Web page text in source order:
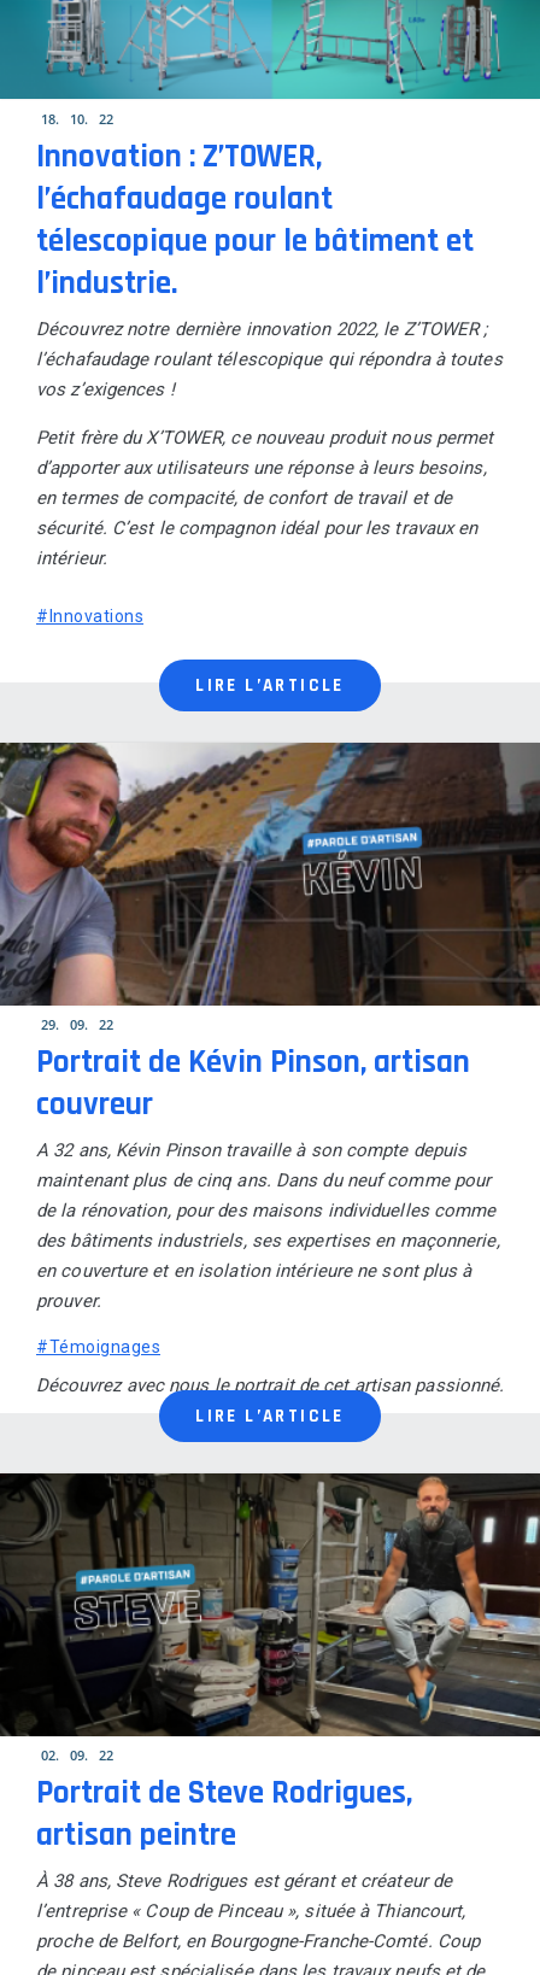
18 10 22
Innovation : Z’TOWER,
l’échafaudage roulant
télescopique pour le bâtiment et
l’industrie.
Découvrez notre dernière innovation 2022, le Z’TOWER ;
l’échafaudage roulant télescopique qui répondra à toutes
vos z’exigences !
Petit frère du X’TOWER, ce nouveau produit nous permet
d’apporter aux utilisateurs une réponse à leurs besoins,
en termes de compacité, de confort de travail et de
sécurité. C’est le compagnon idéal pour les travaux en
intérieur.
LIRE L’ARTICLE
#Innovations
29 09 22
Portrait de Kévin Pinson, artisan
couvreur
A 32 ans, Kévin Pinson travaille à son compte depuis
maintenant plus de cinq ans. Dans du neuf comme pour
de la rénovation, pour des maisons individuelles comme
des bâtiments industriels, ses expertises en maçonnerie,
en couverture et en isolation intérieure ne sont plus à
prouver.
Découvrez avec nous le portrait de cet artisan passionné.
LIRE L’ARTICLE
#Témoignages
02 09 22
Portrait de Steve Rodrigues,
artisan peintre
À 38 ans, Steve Rodrigues est gérant et créateur de
l’entreprise « Coup de Pinceau », située à Thiancourt,
proche de Belfort, en Bourgogne-Franche-Comté. Coup